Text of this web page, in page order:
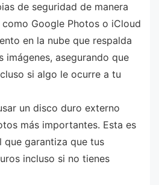
de seguridad de manera
Google Photos o iCloud
en la nube que respalda
imágenes, asegurando que
si algo le ocurre a tu
un disco duro externo
más importantes. Esta es
que garantiza que tus
incluso si no tienes